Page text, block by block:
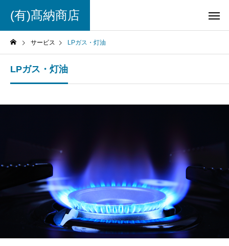
(有)髙納商店
サービス LPガス・灯油
LPガス・灯油